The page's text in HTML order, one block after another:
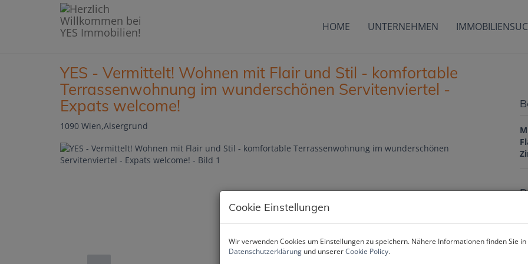
HOME UNTERNEHMEN
YES - Vermittelt! Wohnen mit Flair und Stil - komfortable
Terrassenwohnung im wunderschönen Servitenviertel -
Expats welcome!
1090 Wien,Alsergrund
Cookie Einstellungen
Wir verwenden Cookies um Einstellungen zu speichern. Nähere Informationen finden Sie
Datenschutzerklärung und unsererCookie Policy.